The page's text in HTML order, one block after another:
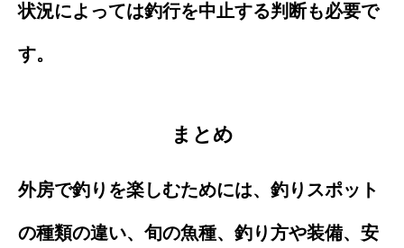
状況によっては釣行を中止する判断も必要で
す。
まとめ
外房で釣りを楽しむためには、釣りスポット
の種類の違い、旬の魚種、釣り方や装備、安